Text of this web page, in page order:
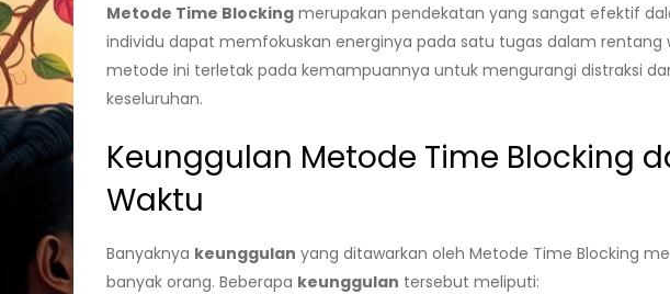
Metode Time Blocking merupakan pendekatan yang sangat efektif
individu dapat memfokuskan energinya pada satu tugas dalam rentang
metode ini terletak pada kemampuannya untuk mengurangi distraksi
keseluruhan.
Keunggulan Metode Time Blocking
Waktu
Banyaknya keunggulan yang ditawarkan oleh Metode Time Blocking
banyak orang. Beberapa keunggulan tersebut meliputi: